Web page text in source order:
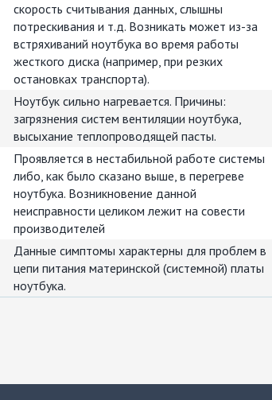
скорость считывания данных, слышны
потрескивания и т.д. Возникать может из-за
встряхиваний ноутбука во время работы
жесткого диска (например, при резких
остановках транспорта).
Ноутбук сильно нагревается. Причины:
загрязнения систем вентиляции ноутбука,
высыхание теплопроводящей пасты.
Проявляется в нестабильной работе системы
либо, как было сказано выше, в перегреве
ноутбука. Возникновение данной
неисправности целиком лежит на совести
производителей
Данные симптомы характерны для проблем в
цепи питания материнской (системной) платы
ноутбука.